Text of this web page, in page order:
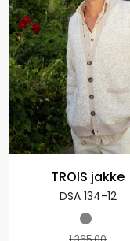
TROIS jakke
DSA 134-12